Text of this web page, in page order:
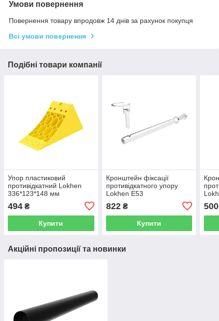
Умови повернення
Повернення товару впродовж 14 днів за рахунок покупця
Всі умови повернення
Подібні товари компанії
Упор пластиковий
противідкатний Lokhen
336*123*148 мм
494 ₴
Купити
Кронштейн фіксації
противідкатного упору
Lokhen Е53
822₴
Купити
500
Акційні пропозиції та новинки